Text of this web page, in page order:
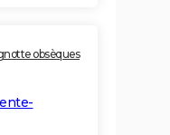
obsèques